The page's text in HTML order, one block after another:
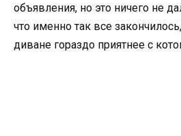
объявления, но это ничего не
что именно так все
диване гораздо приятнее с